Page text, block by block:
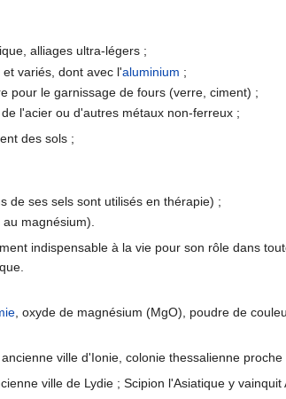
alliages ultra-légers ;
variés, dont avec l'aluminium ;
pour le garnissage de fours (verre, ciment) ;
l'acier ou d'autres métaux non-ferreux ;
des sols ;
de ses sels sont utilisés en thérapie) ;
magnésium).
indispensable à la vie pour son rôle dans
, oxyde de magnésium (MgO), poudre de
ancienne ville d'Ionie, colonie thessalienne
ville de Lydie ; Scipion l'Asiatique y